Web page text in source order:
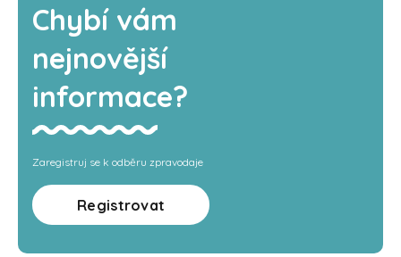
Chybí vám
nejnovější
informace?
Zaregistruj se k odběru zpravodaje
Registrovat